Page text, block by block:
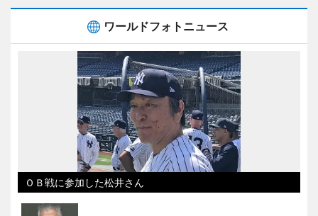
ワールドフォトニュース
ＯＢ戦に参加した松井さん